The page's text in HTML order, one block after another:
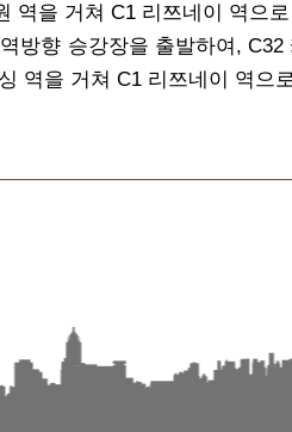
역을 거쳐 C1 리쯔네이 역으
방향 승강장을 출발하여,
역을 거쳐 C1 리쯔네이 역으